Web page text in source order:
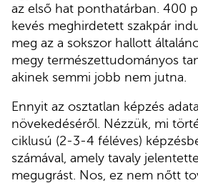
az első hat ponthatárban. 400
kevés meghirdetett szakpár
meg az a sokszor hallott
megy természettudományos
akinek semmi jobb nem jutna.
Ennyit az osztatlan képzés
növekedéséről. Nézzük, mi
ciklusú (2-3-4 féléves)
számával, amely tavaly
megugrást. Nos, ez nem nőtt